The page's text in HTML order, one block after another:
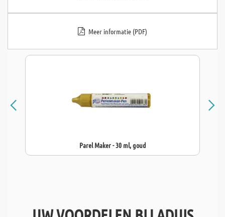
Meer informatie (PDF)
Parel Maker - 30 ml, goud